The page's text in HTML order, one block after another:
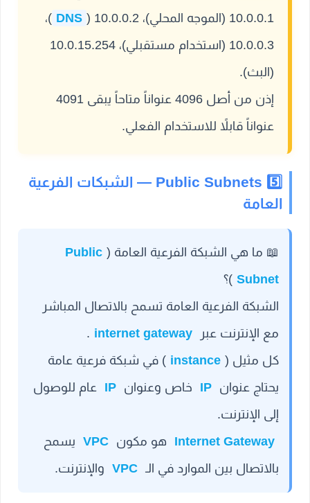
10.0.0.1 (الموجه المحلي)، 10.0.0.2 (
DNS )،
10.0.0.3 (استخدام مستقبلي)، 10.0.15.254
(البث).
إذن من أصل 4096 عنواناً متاحاً يبقى 4091
عنواناً قابلاً للاستخدام الفعلي.
5️⃣ Public Subnets — الشبكات الفرعية
العامة
📖 ما هي الشبكة الفرعية العامة ( Public
Subnet )؟
الشبكة الفرعية العامة تسمح بالاتصال المباشر
مع الإنترنت عبر
internet gateway
.
كل مثيل ( instance ) في شبكة فرعية عامة
يحتاج عنوان IP خاص وعنوان IP
عام للوصول
إلى الإنترنت.
Internet Gateway
هو مكون VPC يسمح
بالاتصال بين الموارد في الـ VPC والإنترنت.